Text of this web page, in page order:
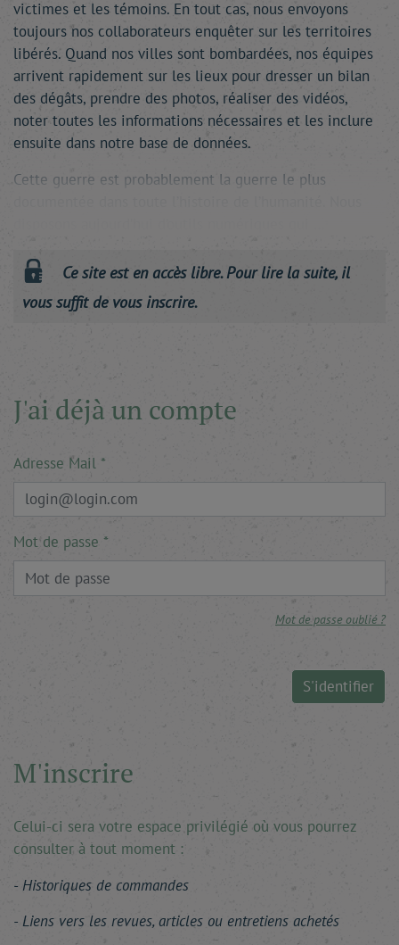
victimes et les témoins. En tout cas, nous envoyons
toujours nos collaborateurs enquêter sur les territoires
libérés. Quand nos villes sont bombardées, nos équipes
arrivent rapidement sur les lieux pour dresser un bilan
des dégâts, prendre des photos, réaliser des vidéos,
noter toutes les informations nécessaires et les inclure
ensuite dans notre base de données.
Cette guerre est probablement la guerre le plus
Ce site est en accès libre. Pour lire la suite, il
vous suffit de vous inscrire.
J'ai déjà un compte
Adresse Mail
Mot de passe
Mot de passe oublié ?
S'identifier
M'inscrire
Celui-ci sera votre espace privilégié où vous pourrez
consulter à tout moment :
Historiques de commandes
Liens vers les revues, articles ou entretiens achetés